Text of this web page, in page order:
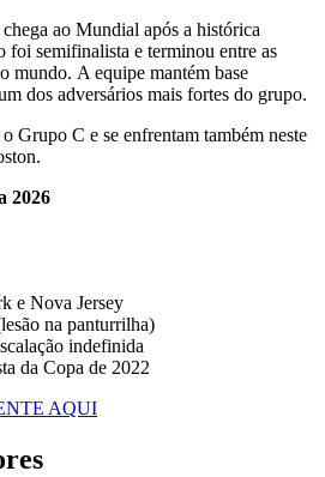
ao Mundial após a histórica
foi semifinalista e terminou entre as
mundo. A equipe mantém base
dos adversários mais fortes do grupo.
Grupo C e se enfrentam também neste
2026
e Nova Jersey
na panturrilha)
indefinida
da Copa de 2022
AQUI